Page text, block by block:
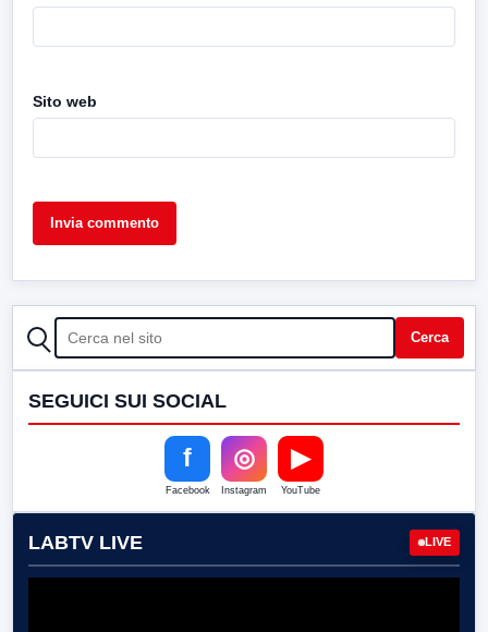
Sito web
CERCA Cerca
SEGUICI SUI SOCIAL
f
Facebook
◎
Instagram
▶
YouTube
LABTV LIVE LIVE